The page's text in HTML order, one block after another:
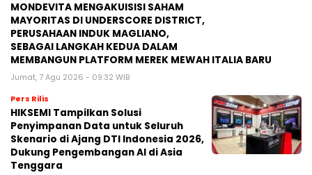
MONDEVITA MENGAKUISISI SAHAM
MAYORITAS DI UNDERSCORE DISTRICT,
PERUSAHAAN INDUK MAGLIANO,
SEBAGAI LANGKAH KEDUA DALAM
MEMBANGUN PLATFORM MEREK MEWAH ITALIA BARU
Jumat, 7 Agu 2026 - 09:32 WIB
Pers Rilis
HIKSEMI Tampilkan Solusi
Penyimpanan Data untuk Seluruh
Skenario di Ajang DTI Indonesia 2026,
Dukung Pengembangan AI di Asia
Tenggara